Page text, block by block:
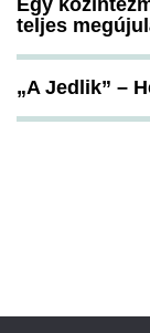
Egy
teljes
„A Jedlik” –